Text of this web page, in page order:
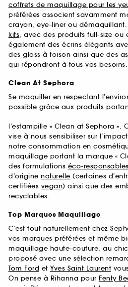
coffrets de maquillage pour les
préférées associent savamment
crayon, eye-liner ou démaquillant.
kits, avec des produits full-size ou
également des écrins élégants
des gloss à foison ainsi que des
qui répondront à tous vos besoins.
Clean At Sephora
Se maquiller en respectant
possible grâce aux produits
l’estampille « Clean at Sephora ».
vise à nous sensibiliser sur
notre consommation en
maquillage portant la marque «
des formulations éco-responsables
d’origine naturelle (certaines
certifiées vegan) ainsi que des
recyclables.
Top Marques Maquillage
C’est tout naturellement chez
vos marques préférées et même
maquillage haute-couture, au
proposé avec une sélection
Tom Ford et Yves Saint Laurent
On pense à Rihanna pour Fenty